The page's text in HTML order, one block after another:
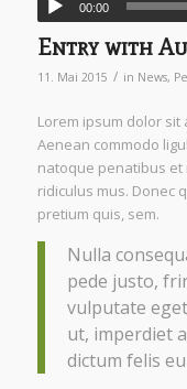
00:00
Entry with
11. Mai 2015 / in News,
Lorem ipsum dolor sit
Aenean commodo
natoque penatibus
ridiculus mus. Donec
pretium quis, sem.
Nulla
pede justo,
vulputate
ut, imperdiet
dictum felis